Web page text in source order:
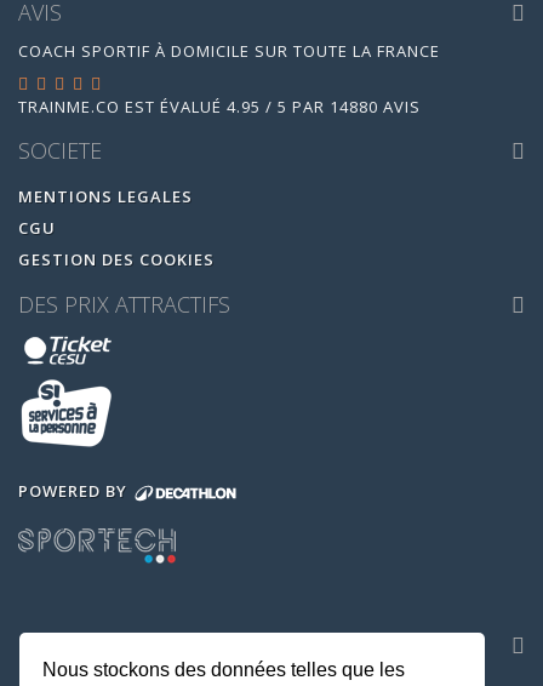
AVIS
COACH SPORTIF À DOMICILE SUR TOUTE LA FRANCE
TRAINME.CO EST ÉVALUÉ 4.95 / 5 PAR 14880 AVIS
SOCIETE
MENTIONS LEGALES
CGU
GESTION DES COOKIES
DES PRIX ATTRACTIFS
POWERED BY
Nous stockons des données telles que les